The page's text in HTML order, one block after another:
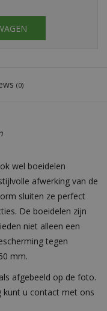
(0)
wel boeidelen
afwerking van de
sluiten ze perfect
De boeidelen zijn
niet alleen een
tegen
mm.
afgebeeld op de foto.
kunt u contact met ons